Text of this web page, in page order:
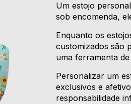
Um estojo
sob encomenda,
Enquanto os
customizados são
uma ferramenta
Personalizar um
exclusivos e
responsabilidade